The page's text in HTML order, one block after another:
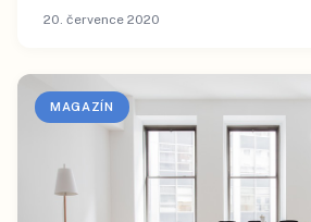
20. července 2020
MAGAZÍN